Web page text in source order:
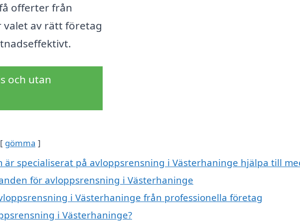
offerter från
valet av rätt företag
och utan
gömma
är specialiserat på avloppsrensning i Västerhaninge hjälpa till
för avloppsrensning i Västerhaninge
i Västerhaninge från professionella företag
i Västerhaninge?